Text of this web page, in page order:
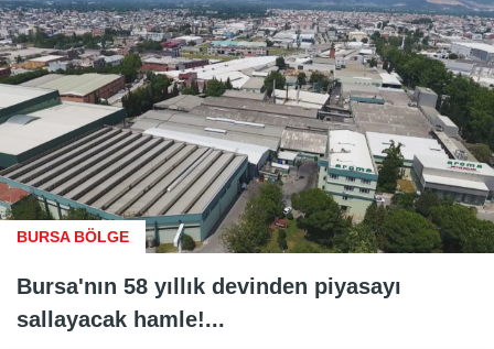
BURSA BÖLGE
Bursa'nın 58 yıllık devinden piyasayı
sallayacak hamle!...